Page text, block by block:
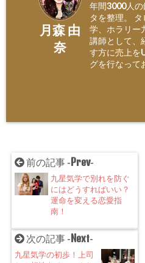
月森 由
奈
年間3000人
タを整理。
学、ホラリー
講師として、
す方に売上を
グを行なって
前の記事 - Prev-
九星気学で別れを防ぐ
にはどうすればいい？
運命を変える恋愛指
南！
次の記事 - Next-
九星気学の初歩！上司